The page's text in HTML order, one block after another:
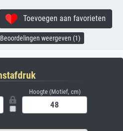
Toevoegen aan favorieten
Beoordelingen weergeven (1)
Hoogte (Motief, cm)